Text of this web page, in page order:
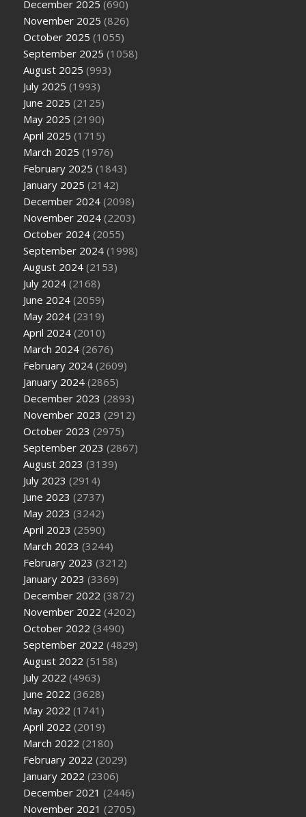
December 2025 (690)
November 2025 (826)
October 2025 (1055)
September 2025 (1058)
August 2025 (993)
July 2025 (1993)
June 2025 (2125)
May 2025 (2190)
April 2025 (1715)
March 2025 (1976)
February 2025 (1843)
January 2025 (2142)
December 2024 (2098)
November 2024 (2203)
October 2024 (2055)
September 2024 (1998)
August 2024 (2153)
July 2024 (2168)
June 2024 (2059)
May 2024 (2319)
April 2024 (2010)
March 2024 (2676)
February 2024 (2609)
January 2024 (2865)
December 2023 (2893)
November 2023 (2912)
October 2023 (2975)
September 2023 (2867)
August 2023 (3139)
July 2023 (2914)
June 2023 (2737)
May 2023 (3242)
April 2023 (2590)
March 2023 (3244)
February 2023 (3212)
January 2023 (3369)
December 2022 (3872)
November 2022 (4202)
October 2022 (3490)
September 2022 (4829)
August 2022 (5158)
July 2022 (4963)
June 2022 (3628)
May 2022 (1741)
April 2022 (2019)
March 2022 (2180)
February 2022 (2029)
January 2022 (2306)
December 2021 (2446)
November 2021 (2705)